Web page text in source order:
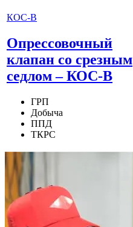
КОС-В
Опрессовочный
клапан со срезным
седлом – КОС-В
ГРП
Добыча
ППД
ТКРС